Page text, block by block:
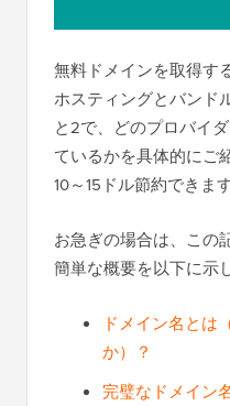
無料ドメインを取得す
ホスティングとバンド
と2で、どのプロバイ
ているかを具体的にご
10～15ドル節約できます
お急ぎの場合は、この
簡単な概要を以下に示
ドメイン名とは
か）？
完璧なドメイン